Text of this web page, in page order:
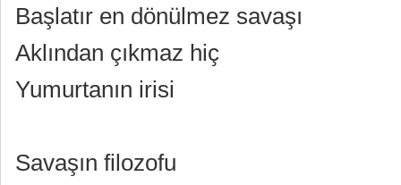
Başlatır en dönülmez savaşı
Aklından çıkmaz hiç
Yumurtanın irisi
Savaşın filozofu